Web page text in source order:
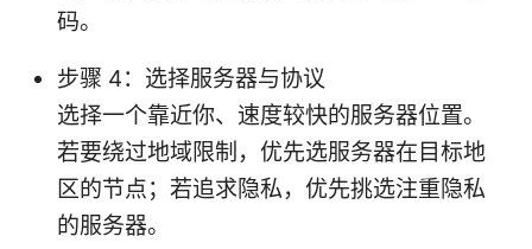
码。
步骤 4：选择服务器与协议
选择一个靠近你、速度较快的服务器位置。
若要绕过地域限制，优先选服务器在目标地
区的节点；若追求隐私，优先挑选注重隐私
的服务器。